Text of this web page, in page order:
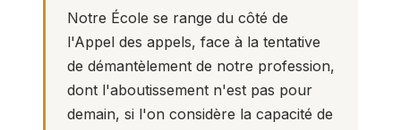
Notre École se range du côté de
l'Appel des appels, face à la tentative
de démantèlement de notre profession,
dont l'aboutissement n'est pas pour
demain, si l'on considère la capacité de